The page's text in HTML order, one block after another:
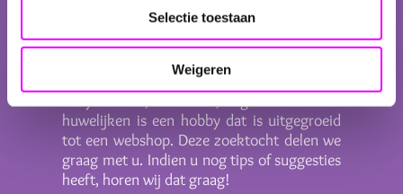
Selectie toestaan
Weigeren
GIOIA’s cadeau en feestartikelen is een jong
bedrijf gestart door Marjolein Gioia. Het
zoeken van unieke artikelen voor
huwelijken is een hobby dat is uitgegroeid
tot een webshop. Deze zoektocht delen we
graag met u. Indien u nog tips of suggesties
heeft, horen wij dat graag!